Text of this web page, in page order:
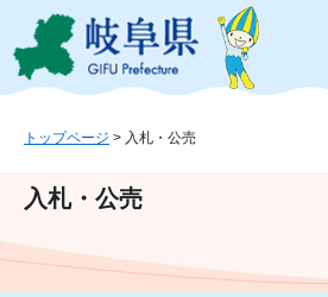
ジ
ュ
文
このページの本文へ
トップページ > 入札・公売
入札・公売